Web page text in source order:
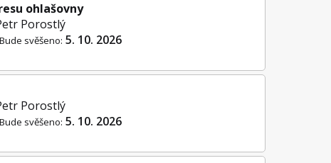
ohlašovny
Porostlý
Bude svěšeno: 5. 10. 2026
Porostlý
Bude svěšeno: 5. 10. 2026